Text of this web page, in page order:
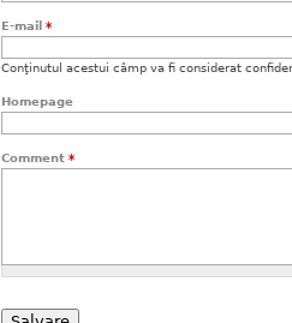
E-mail *
Conţinutul acestui câmp va fi considerat
Homepage
Comment *